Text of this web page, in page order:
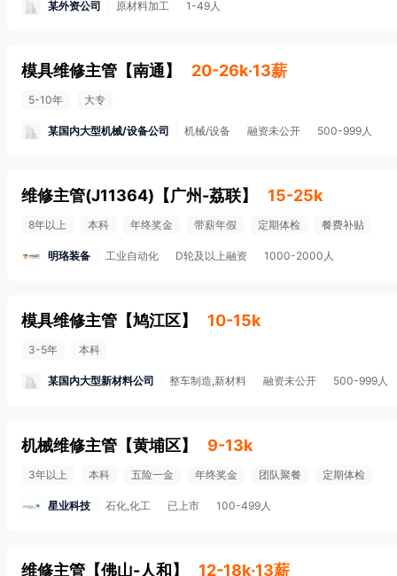
某外资公司 原材料加工 1-49人
模具维修主管 【南通】 20-26k·13薪
5-10年 大专
某国内大型机械/设备公司 机械/设备 融资未公开 500-999人
维修主管(J11364) 【广州-荔联】 15-25k
8年以上 本科 年终奖金 带薪年假 定期体检 餐费补贴
明珞装备 工业自动化 D轮及以上融资 1000-2000人
模具维修主管 【鸠江区】 10-15k
3-5年 本科
某国内大型新材料公司 整车制造,新材料 融资未公开 500-999人
机械维修主管 【黄埔区】 9-13k
3年以上 本科 五险一金 年终奖金 团队聚餐 定期体检
星业科技 石化,化工 已上市 100-499人
维修主管 【佛山-人和】 12-18k·13薪